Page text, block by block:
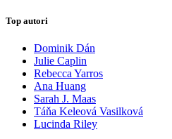
Top autori
Dominik Dán
Julie Caplin
Rebecca Yarros
Ana Huang
Sarah J. Maas
Táňa Keleová Vasilková
Lucinda Riley